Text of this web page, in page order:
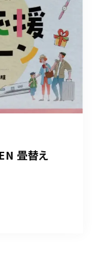
畳替え